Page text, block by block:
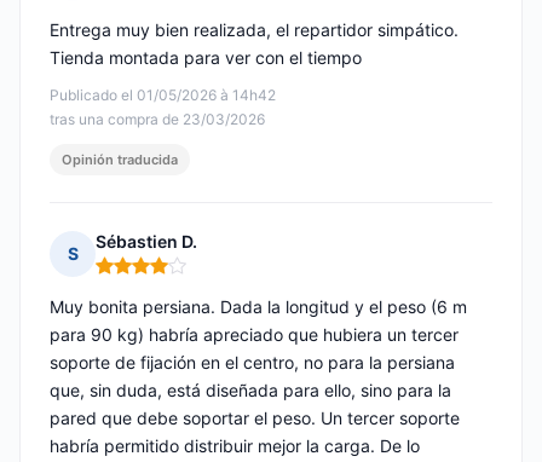
Publicado el 01/05/2026 à 14h42
tras una compra de 23/03/2026
Entrega muy bien realizada, el repartidor simpático.
Tienda montada para ver con el tiempo
Opinión traducida
S
Sébastien D.
Nota: 4 de 5
Muy bonita persiana. Dada la longitud y el peso (6 m
para 90 kg) habría apreciado que hubiera un tercer
soporte de fijación en el centro, no para la persiana
que, sin duda, está diseñada para ello, sino para la
pared que debe soportar el peso. Un tercer soporte
habría permitido distribuir mejor la carga. De lo